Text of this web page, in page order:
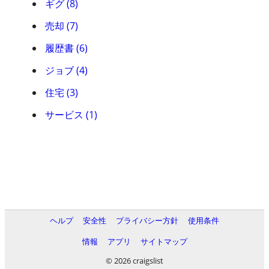
ギグ (8)
売却 (7)
履歴書 (6)
ジョブ (4)
住宅 (3)
サービス (1)
ヘルプ 安全性 プライバシー方針
使用条件
情報
アプリ
サイトマップ
© 2026 craigslist